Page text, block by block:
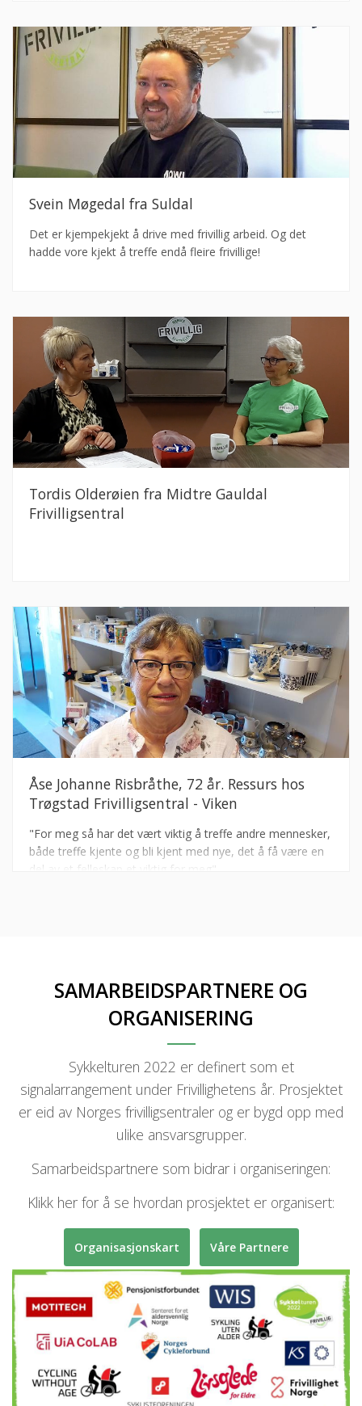
Svein Møgedal fra Suldal
Det er kjempekjekt å drive med frivillig arbeid. Og det
hadde vore kjekt å treffe endå fleire frivillige!
Tordis Olderøien fra Midtre Gauldal
Frivilligsentral
Åse Johanne Risbråthe, 72 år. Ressurs hos
Trøgstad Frivilligsentral - Viken
"For meg så har det vært viktig å treffe andre mennesker,
både treffe kjente og bli kjent med nye, det å få være en
del av et felleskap et viktig for meg".
SAMARBEIDSPARTNERE OG
ORGANISERING
Sykkelturen 2022 er definert som et
signalarrangement under Frivillighetens år. Prosjektet
er eid av Norges frivilligsentraler og er bygd opp med
ulike ansvarsgrupper.
Samarbeidspartnere som bidrar i organiseringen:
Klikk her for å se hvordan prosjektet er organisert:
Organisasjonskart Våre Partnere